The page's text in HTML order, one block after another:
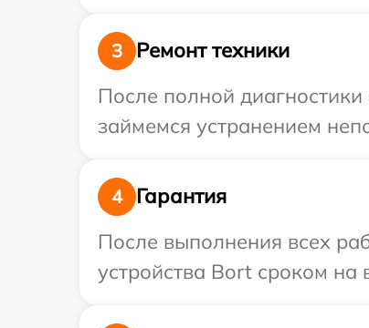
3
Ремонт техники
После полной
займемся устранением
4
Гарантия
После выполнения всех
устройства Bort сроком на